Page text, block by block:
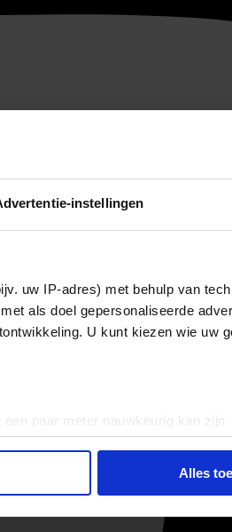
instellingen
uw IP-adres) met behulp van
als doel gepersonaliseerde
U kunt kiezen wie uw
paar meter nauwkeurig kan zijn
eigenschappen
stel uw voorkeuren in het
Alles